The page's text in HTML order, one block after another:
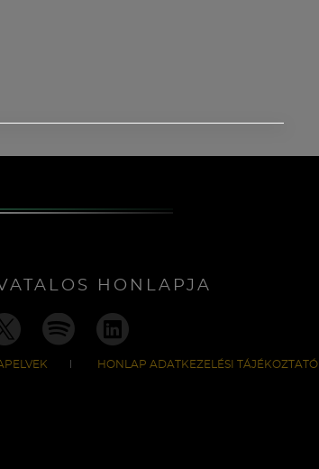
HONLAPJA
HONLAP ADATKEZELÉSI TÁJÉKOZTATÓ